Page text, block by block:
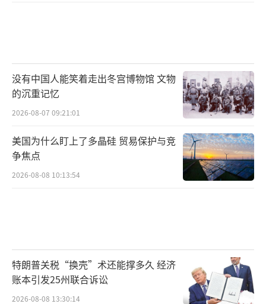
没有中国人能笑着走出冬宫博物馆 文物
的沉重记忆
2026-08-07 09:21:01
美国为什么盯上了多晶硅 贸易保护与竞
争焦点
2026-08-08 10:13:54
特朗普关税“换壳”术还能撑多久 经济
账本引发25州联合诉讼
2026-08-08 13:30:14